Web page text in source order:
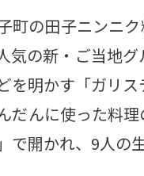
町の田子ニンニ
気の新・ご当地
を明かす「ガリ
だんに使った料
で開かれ、9人の